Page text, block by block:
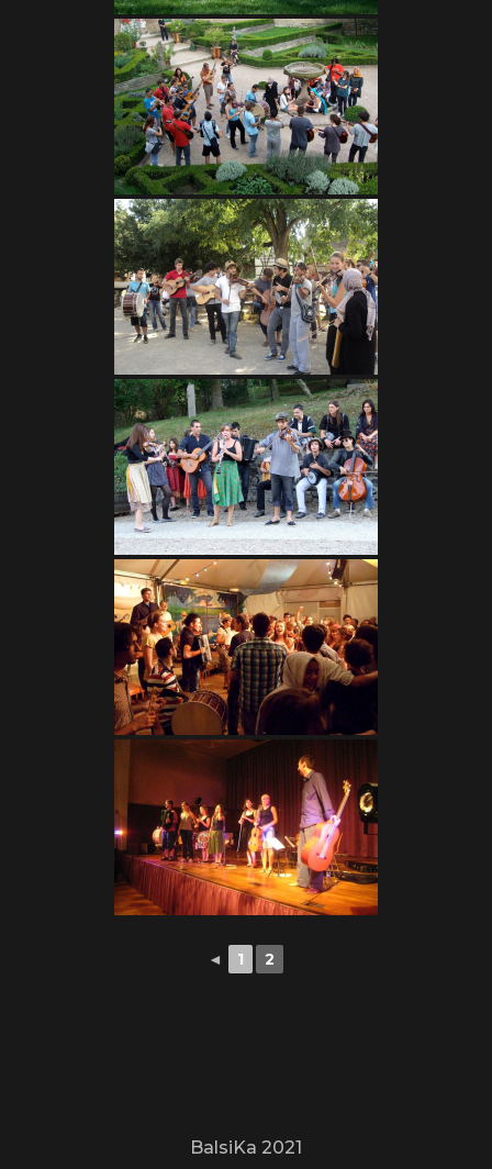
◄ 1 2
BalsiKa 2021